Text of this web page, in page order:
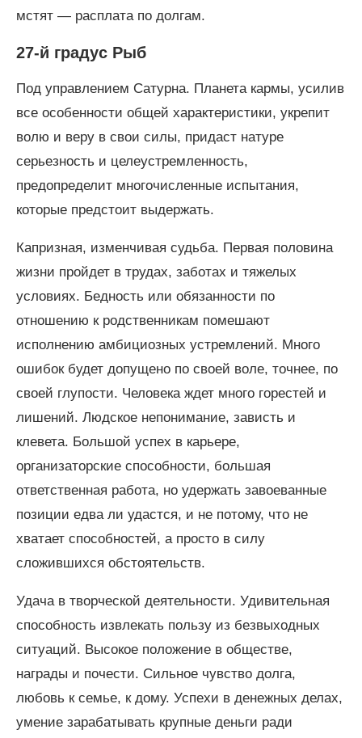
мстят — расплата по долгам.
27-й градус Рыб
Под управлением Сатурна. Планета кармы, усилив
все особенности общей характеристики, укрепит
волю и веру в свои силы, придаст натуре
серьезность и целеустремленность,
предопределит многочисленные испытания,
которые предстоит выдержать.
Капризная, изменчивая судьба. Первая половина
жизни пройдет в трудах, заботах и тяжелых
условиях. Бедность или обязанности по
отношению к родственникам помешают
исполнению амбициозных устремлений. Много
ошибок будет допущено по своей воле, точнее, по
своей глупости. Человека ждет много горестей и
лишений. Людское непонимание, зависть и
клевета. Большой успех в карьере,
организаторские способности, большая
ответственная работа, но удержать завоеванные
позиции едва ли удастся, и не потому, что не
хватает способностей, а просто в силу
сложившихся обстоятельств.
Удача в творческой деятельности. Удивительная
способность извлекать пользу из безвыходных
ситуаций. Высокое положение в обществе,
награды и почести. Сильное чувство долга,
любовь к семье, к дому. Успехи в денежных делах,
умение зарабатывать крупные деньги ради